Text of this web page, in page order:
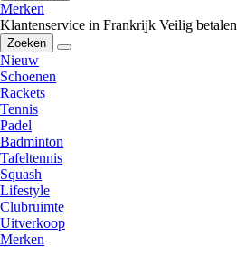
Merken
Klantenservice in Frankrijk Veilig betalen
Zoeken
Nieuw
Schoenen
Rackets
Tennis
Padel
Badminton
Tafeltennis
Squash
Lifestyle
Clubruimte
Uitverkoop
Merken